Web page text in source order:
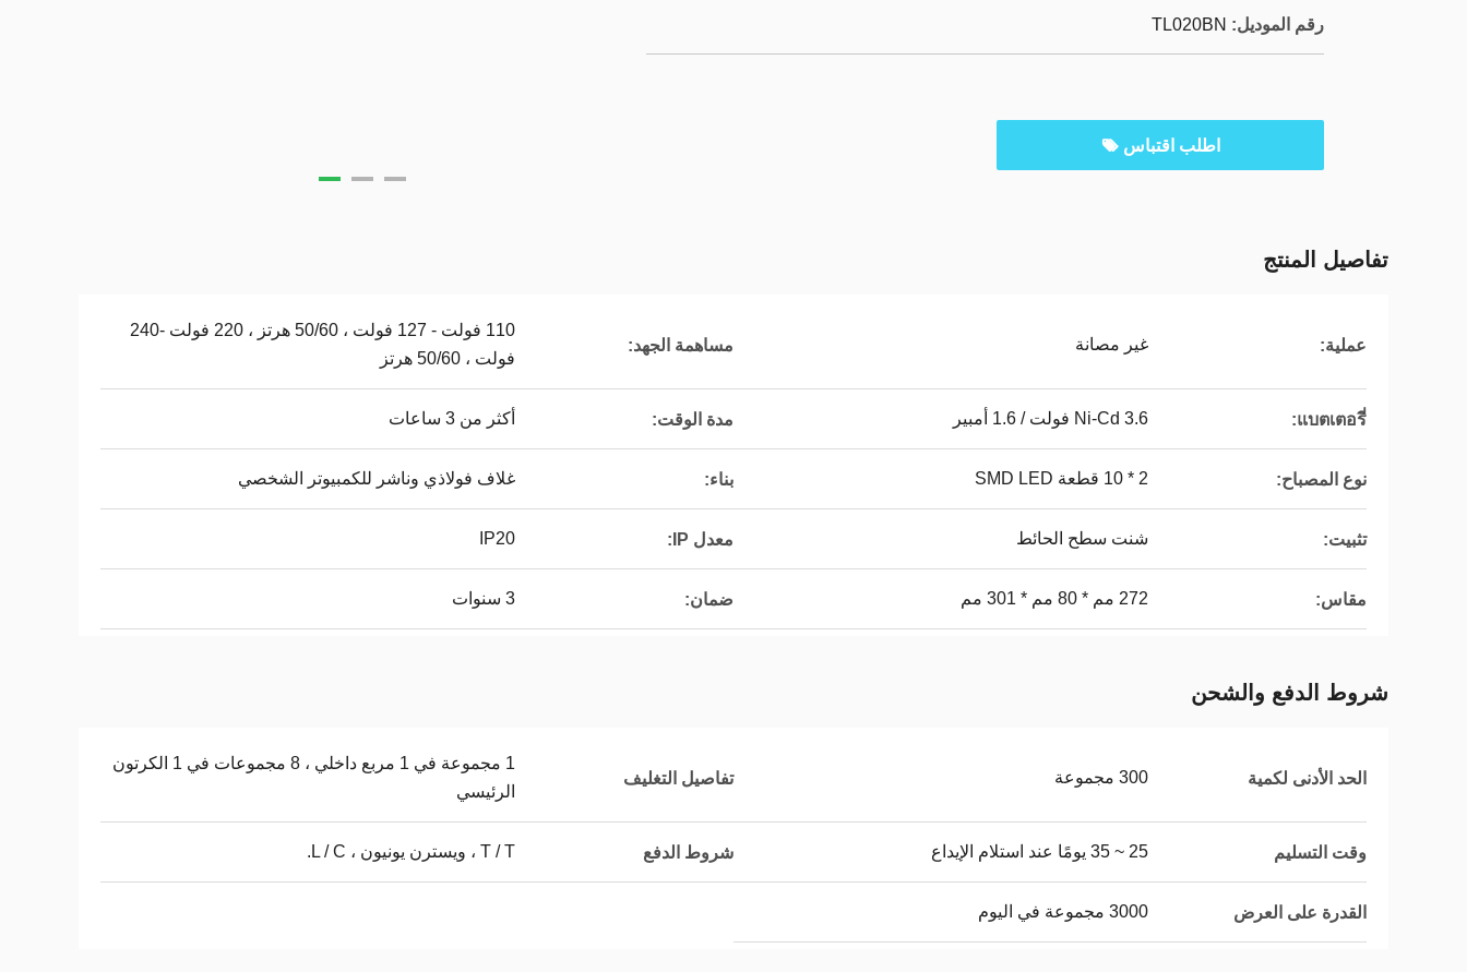
رقم الموديل: TL020BN
اطلب اقتباس
تفاصيل المنتج
عملية: غير مصانة مساهمة الجهد:
110 فولت - 127 فولت ، 50/60 هرتز ، 220 فولت -240
فولت ، 50/60 هرتز
แบตเตอรี่: Ni-Cd 3.6 فولت / 1.6 أمبير مدة الوقت: أكثر من 3 ساعات
نوع المصباح: 2 * 10 قطعة SMD LED بناء: غلاف فولاذي وناشر للكمبيوتر الشخصي
تثبيت: شنت سطح الحائط معدل IP: IP20
مقاس: 272 مم * 80 مم * 301 مم ضمان: 3 سنوات
شروط الدفع والشحن
الحد الأدنى لكمية 300 مجموعة تفاصيل التغليف
1 مجموعة في 1 مربع داخلي ، 8 مجموعات في 1 الكرتون
الرئيسي
وقت التسليم 25 ~ 35 يومًا عند استلام الإيداع شروط الدفع T / T ، ويسترن يونيون ، L / C.
القدرة على العرض 3000 مجموعة في اليوم